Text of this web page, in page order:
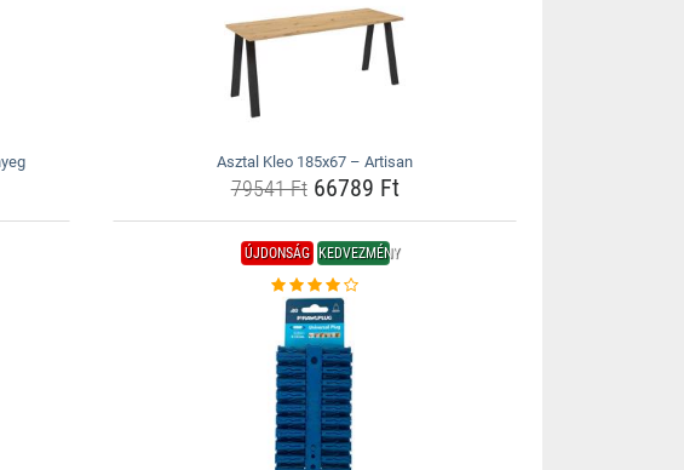
Asztal Kleo 185x67 – Artisan
79541 Ft66789 Ft
ÚJDONSÁG KEDVEZMÉNY